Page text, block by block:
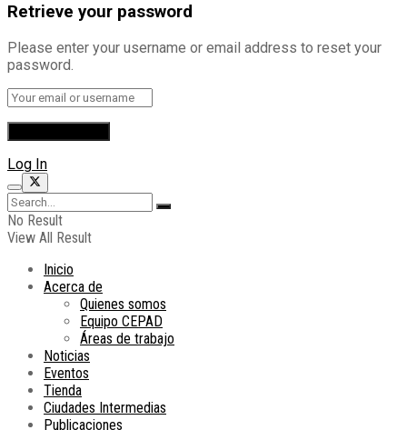
Retrieve your password
Please enter your username or email address to reset your
password.
Log In
No Result
View All Result
Inicio
Acerca de
Quienes somos
Equipo CEPAD
Áreas de trabajo
Noticias
Eventos
Tienda
Ciudades Intermedias
Publicaciones